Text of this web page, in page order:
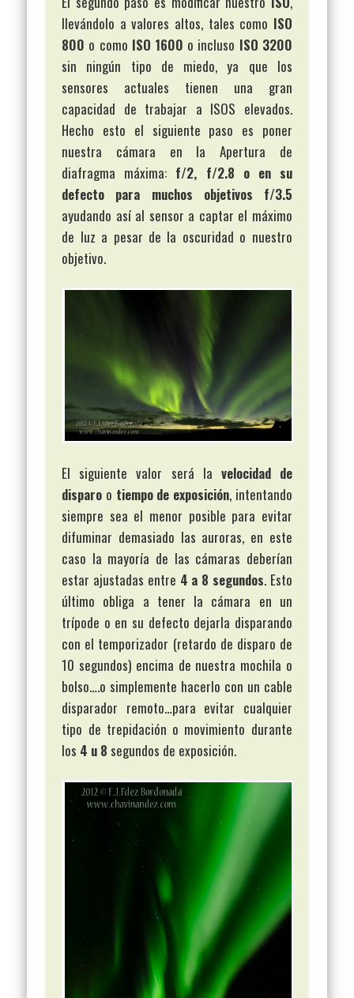
llevándolo a valores altos, tales como ISO
800 o como ISO 1600 o incluso ISO 3200
sin ningún tipo de miedo, ya que los
sensores actuales tienen una gran
capacidad de trabajar a ISOS elevados.
Hecho esto el siguiente paso es poner
nuestra cámara en la Apertura de
diafragma máxima: f/2, f/2.8 o en su
defecto para muchos objetivos f/3.5
ayudando así al sensor a captar el máximo
de luz a pesar de la oscuridad o nuestro
objetivo.
El siguiente valor será la velocidad de
disparo o tiempo de exposición, intentando
siempre sea el menor posible para evitar
difuminar demasiado las auroras, en este
caso la mayoría de las cámaras deberían
estar ajustadas entre 4 a 8 segundos. Esto
último obliga a tener la cámara en un
trípode o en su defecto dejarla disparando
con el temporizador (retardo de disparo de
10 segundos) encima de nuestra mochila o
bolso….o simplemente hacerlo con un cable
disparador remoto…para evitar cualquier
tipo de trepidación o movimiento durante
los 4 u 8 segundos de exposición.